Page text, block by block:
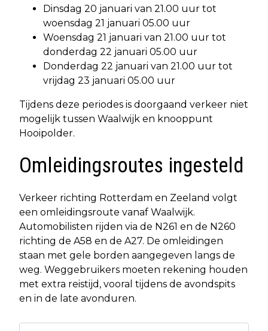
Dinsdag 20 januari van 21.00 uur tot
woensdag 21 januari 05.00 uur
Woensdag 21 januari van 21.00 uur tot
donderdag 22 januari 05.00 uur
Donderdag 22 januari van 21.00 uur tot
vrijdag 23 januari 05.00 uur
Tijdens deze periodes is doorgaand verkeer niet
mogelijk tussen Waalwijk en knooppunt
Hooipolder.
Omleidingsroutes ingesteld
Verkeer richting Rotterdam en Zeeland volgt
een omleidingsroute vanaf Waalwijk.
Automobilisten rijden via de N261 en de N260
richting de A58 en de A27. De omleidingen
staan met gele borden aangegeven langs de
weg. Weggebruikers moeten rekening houden
met extra reistijd, vooral tijdens de avondspits
en in de late avonduren.